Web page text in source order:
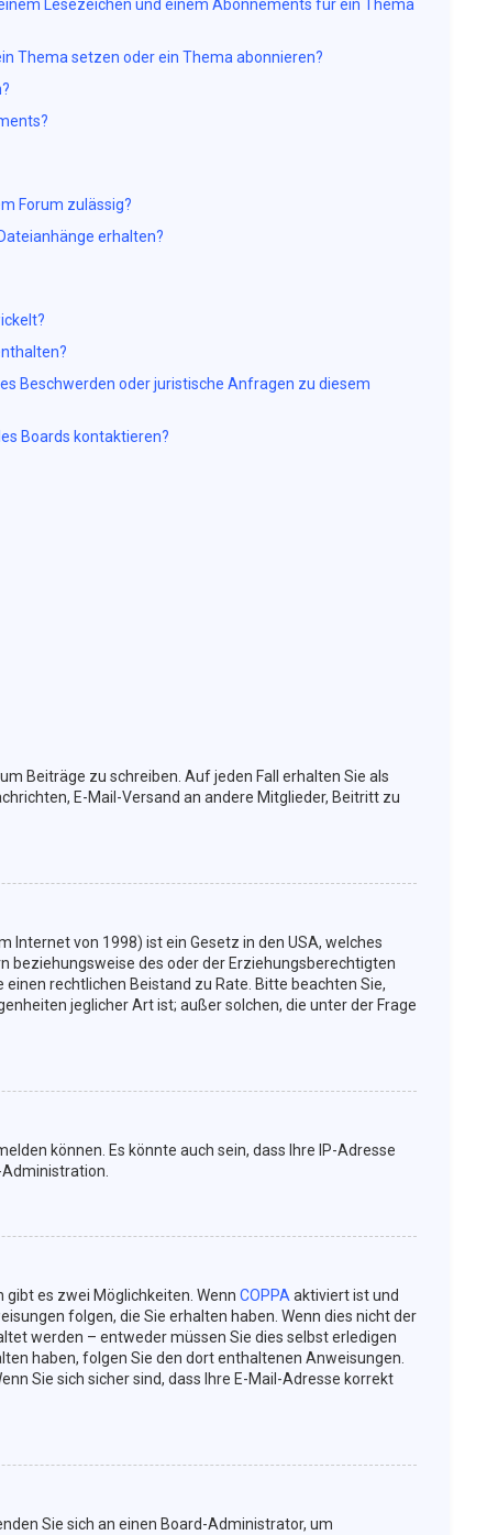
Lesezeichen und einem Abonnements für ein Thema
Thema setzen oder ein Thema abonnieren?
Forum zulässig?
erhalten?
Beschwerden oder juristische Anfragen zu diesem
Boards kontaktieren?
Beiträge zu schreiben. Auf jeden Fall erhalten Sie als
E-Mail-Versand an andere Mitglieder, Beitritt zu
Internet von 1998) ist ein Gesetz in den USA, welches
beziehungsweise des oder der Erziehungsberechtigten
rechtlichen Beistand zu Rate. Bitte beachten Sie,
jeglicher Art ist; außer solchen, die unter der Frage
können. Es könnte auch sein, dass Ihre IP-Adresse
es zwei Möglichkeiten. Wenn COPPA aktiviert ist und
folgen, die Sie erhalten haben. Wenn dies nicht der
werden – entweder müssen Sie dies selbst erledigen
haben, folgen Sie den dort enthaltenen Anweisungen.
Sie sich sicher sind, dass Ihre E-Mail-Adresse korrekt
Sie sich an einen Board-Administrator, um